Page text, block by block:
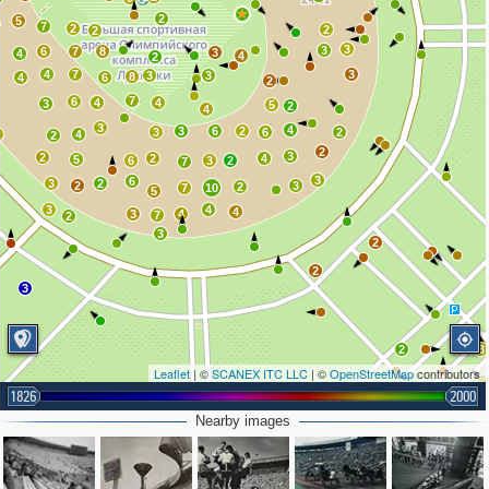
3
2
3
3
3 2
2
3
5
2
6
6
4 3
7
8 3
4
3
2
7
3 6
3
7
10
4
7
5
3
4 4
3
2
2 4
6
2
4
2
3
3
2
3
3
4
2
5
2
4
3
3
2
2
7 2
2
7
8
6
7
6 4
2
3
4
4
4
6
5
2
3
2
2
2 3
Leaflet | ©SCANEX ITC LLC | ©OpenStreetMapcontributors
1826 2000
Nearby images